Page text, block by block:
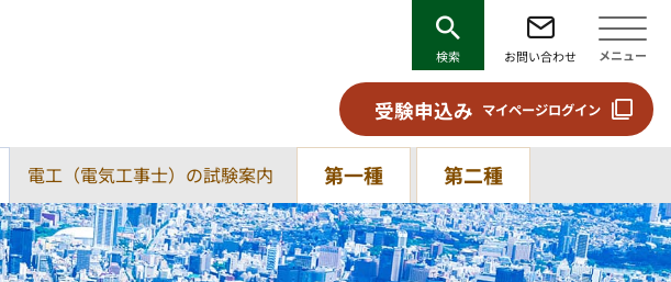
検索 お問い合わせ メニュー
受験申込み マイページログイン
電工（電気工事士）の試験案内 第一種 第二種